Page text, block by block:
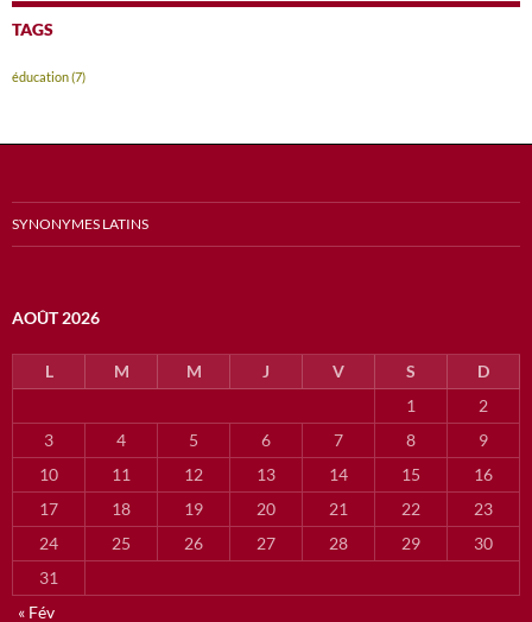
TAGS
éducation(7)
SYNONYMES LATINS
AOÛT 2026
L M M J V S
D
1
2
3
4 5 6 7 8
9
10
11 12 13 14 15
16
17
18 19 20 21 22
23
24
25 26 27 28 29
30
31
« Fév